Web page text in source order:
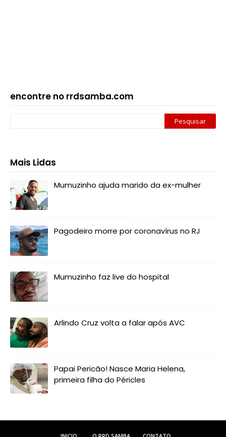
encontre no rrdsamba.com
Mais Lidas
Mumuzinho ajuda marido da ex-mulher
Pagodeiro morre por coronavírus no RJ
Mumuzinho faz live do hospital
Arlindo Cruz volta a falar após AVC
Papai Pericão! Nasce Maria Helena,
primeira filha do Péricles